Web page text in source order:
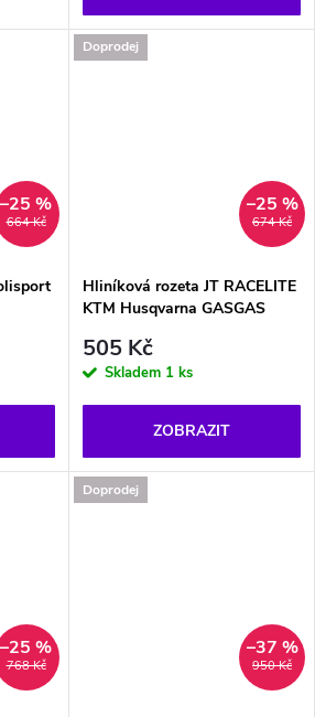
664 Kč
–25 %
Doprodej
674 Kč
–25 %
Hliníková rozeta JT RACELITE
KTM Husqvarna GASGAS
505 Kč
Skladem 1 ks
ZOBRAZIT
768 Kč
–25 %
Doprodej
950 Kč
–37 %